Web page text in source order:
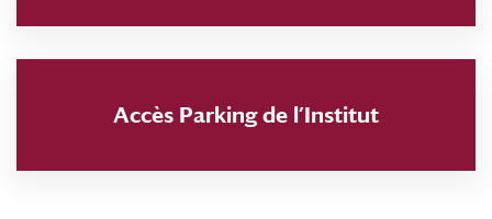
Accès Parking de l’Institut